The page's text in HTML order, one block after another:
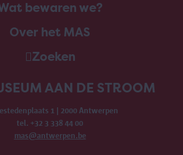
bewaren we?
Over het MAS
Zoeken
AAN DE STROOM
1 | 2000 Antwerpen
tel. +32 3 338 44 00
mas@antwerpen.be